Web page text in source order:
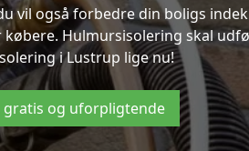
vil også forbedre din boligs
Hulmursisolering skal
i Lustrup lige nu!
gratis og uforpligtende